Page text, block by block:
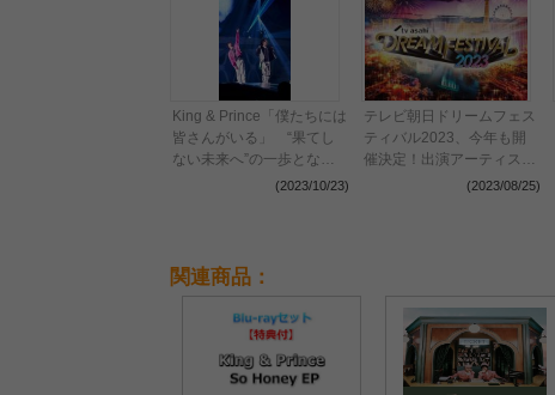
King & Prince「僕たちには
皆さんがいる」 “果てし
ない未来へ”の一歩となっ
た全国ツアー・Kアリーナ
(2023/10/23)
テレビ朝日ドリームフェス
ティバル2023、今年も開
催決定！出演アーティスト
第1弾に新しい学校のリー
(2023/08/25)
関連商品：